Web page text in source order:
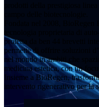
prodotti della prestigiosa
Fondata nel 2008,
tecnologia proprietaria di
protetta da ben 44 brevetti
permette di offrire soluzioni
nel mondo in ambiti che
medicina estetica, con un
Insieme a BioRegen,
intervento rigenerativo per la